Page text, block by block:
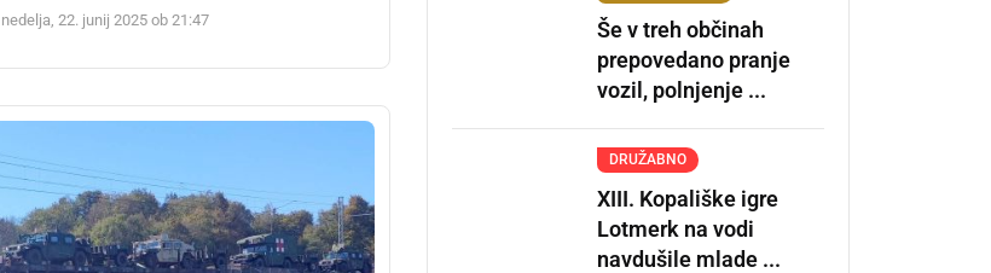
nedelja, 22. junij 2025 ob 21:47
Še v treh občinah
prepovedano pranje
vozil, polnjenje ...
DRUŽABNO
XIII. Kopališke igre
Lotmerk na vodi
navdušile mlade ...